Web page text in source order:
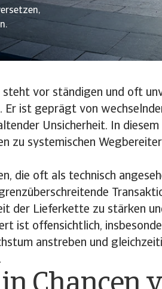
vor ständigen und oft
Er ist geprägt von
Unsicherheit. In
zu systemischen
die oft als technisch
der Lieferkette zu stärken
ist offensichtlich,
anstreben und